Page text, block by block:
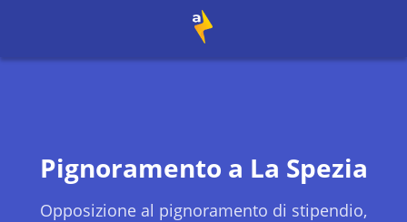
Pignoramento a La Spezia
Opposizione al pignoramento di stipendio,